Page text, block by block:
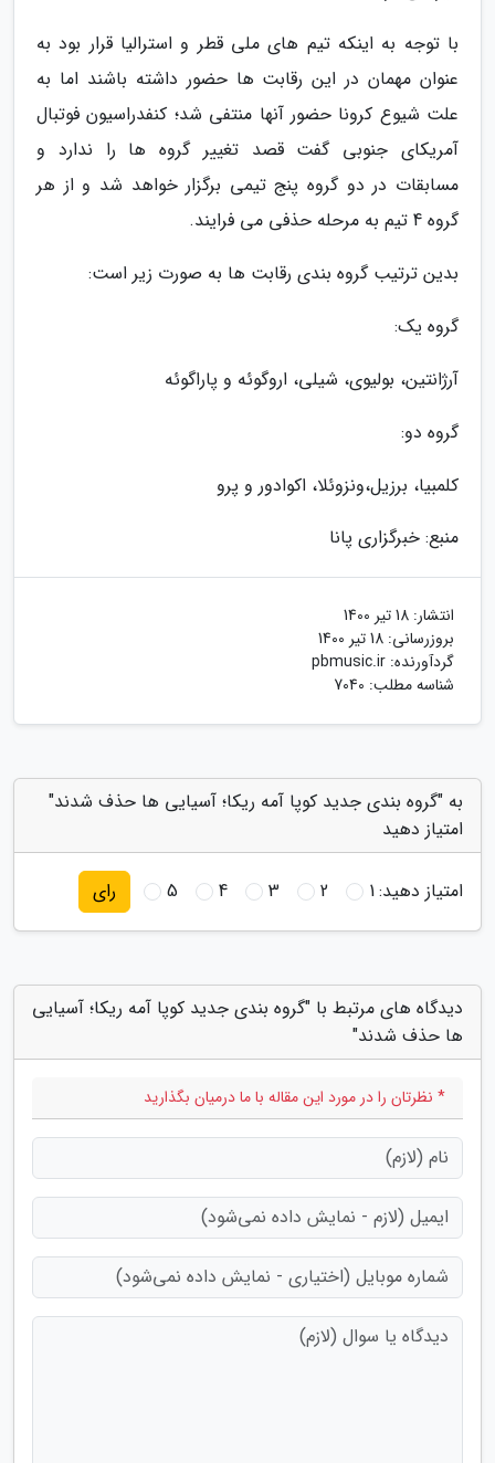
با توجه به اینکه تیم های ملی قطر و استرالیا قرار بود به
عنوان مهمان در این رقابت ها حضور داشته باشند اما به
علت شیوع کرونا حضور آنها منتفی شد؛ کنفدراسیون فوتبال
آمریکای جنوبی گفت قصد تغییر گروه ها را ندارد و
مسابقات در دو گروه پنج تیمی برگزار خواهد شد و از هر
گروه 4 تیم به مرحله حذفی می فرایند.
بدین ترتیب گروه بندی رقابت ها به صورت زیر است:
گروه یک:
آرژانتین، بولیوی، شیلی، اروگوئه و پاراگوئه
گروه دو:
کلمبیا، برزیل،ونزوئلا، اکوادور و پرو
منبع: خبرگزاری پانا
انتشار: 18 تیر 1400
بروزرسانی: 18 تیر 1400
گردآورنده: pbmusic.ir
شناسه مطلب: 7040
به "گروه بندی جدید کوپا آمه ریکا؛ آسیایی ها حذف شدند"
امتیاز دهید
امتیاز دهید:1
2
3
4
5 رای
دیدگاه های مرتبط با "گروه بندی جدید کوپا آمه ریکا؛ آسیایی
ها حذف شدند"
* نظرتان را در مورد این مقاله با ما درمیان بگذارید